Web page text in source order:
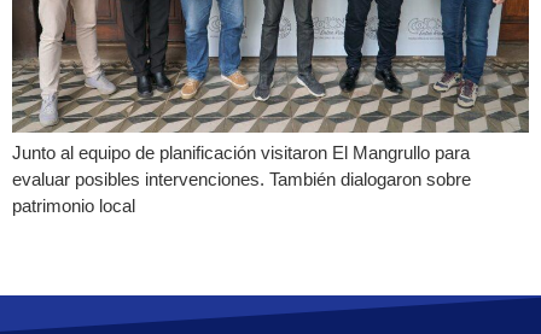
Junto al equipo de planificación visitaron El Mangrullo para
evaluar posibles intervenciones. También dialogaron sobre
patrimonio local